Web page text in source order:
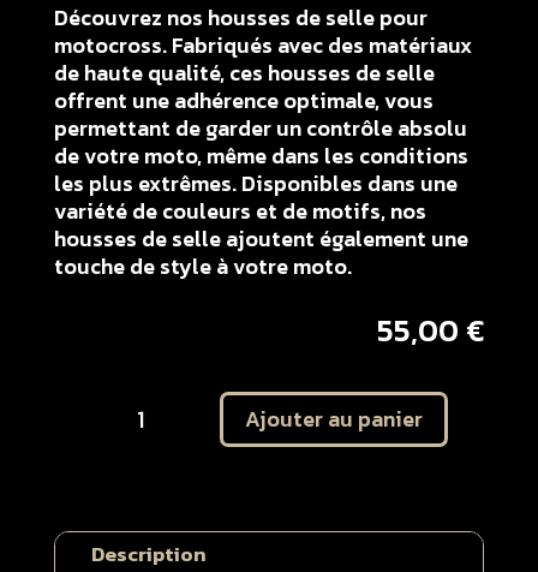
Découvrez nos housses de selle pour
motocross. Fabriqués avec des matériaux
de haute qualité, ces housses de selle
offrent une adhérence optimale, vous
permettant de garder un contrôle absolu
de votre moto, même dans les conditions
les plus extrêmes. Disponibles dans une
variété de couleurs et de motifs, nos
housses de selle ajoutent également une
touche de style à votre moto.
55,00 €
monobloc
Husqvarna
Ajouter au panier
Description